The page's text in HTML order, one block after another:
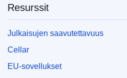
Resurssit
Julkaisujen saavutettavuus
Cellar
EU-sovellukset